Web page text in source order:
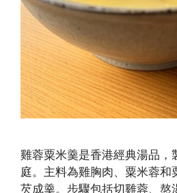
雞蓉粟米羹是香港經典湯品，
庭。主料為雞胸肉、粟米蓉和
芡成羹。步驟包括切雞蓉、熬